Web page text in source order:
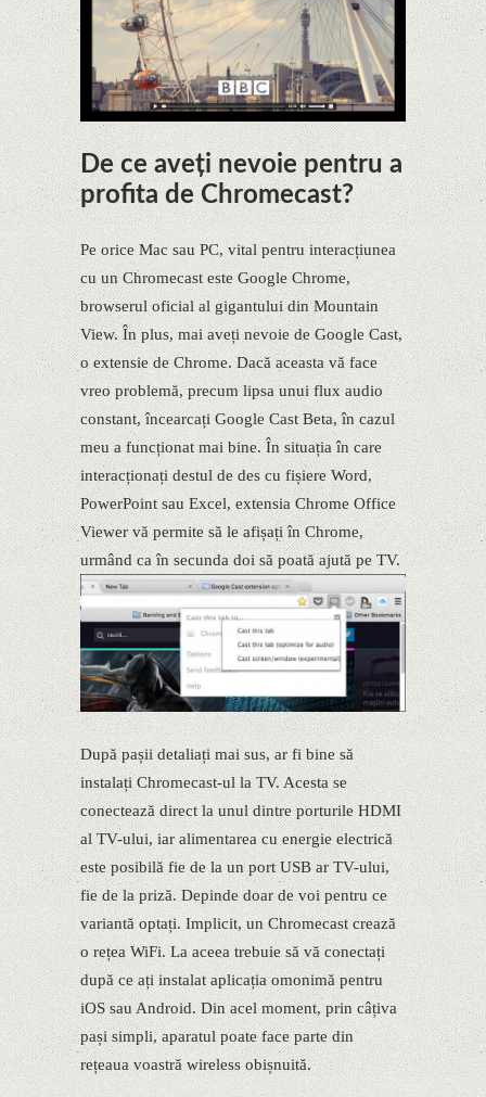
De ce aveți nevoie pentru a
profita de Chromecast?
Pe orice Mac sau PC, vital pentru interacțiunea
cu un Chromecast este Google Chrome,
browserul oficial al gigantului din Mountain
View. În plus, mai aveți nevoie de Google Cast,
o extensie de Chrome. Dacă aceasta vă face
vreo problemă, precum lipsa unui flux audio
constant, încearcați Google Cast Beta, în cazul
meu a funcționat mai bine. În situația în care
interacționați destul de des cu fișiere Word,
PowerPoint sau Excel, extensia Chrome Office
Viewer vă permite să le afișați în Chrome,
urmând ca în secunda doi să poată ajută pe TV.
După pașii detaliați mai sus, ar fi bine să
instalați Chromecast-ul la TV. Acesta se
conectează direct la unul dintre porturile HDMI
al TV-ului, iar alimentarea cu energie electrică
este posibilă fie de la un port USB ar TV-ului,
fie de la priză. Depinde doar de voi pentru ce
variantă optați. Implicit, un Chromecast crează
o rețea WiFi. La aceea trebuie să vă conectați
după ce ați instalat aplicația omonimă pentru
iOS sau Android. Din acel moment, prin câțiva
pași simpli, aparatul poate face parte din
rețeaua voastră wireless obișnuită.